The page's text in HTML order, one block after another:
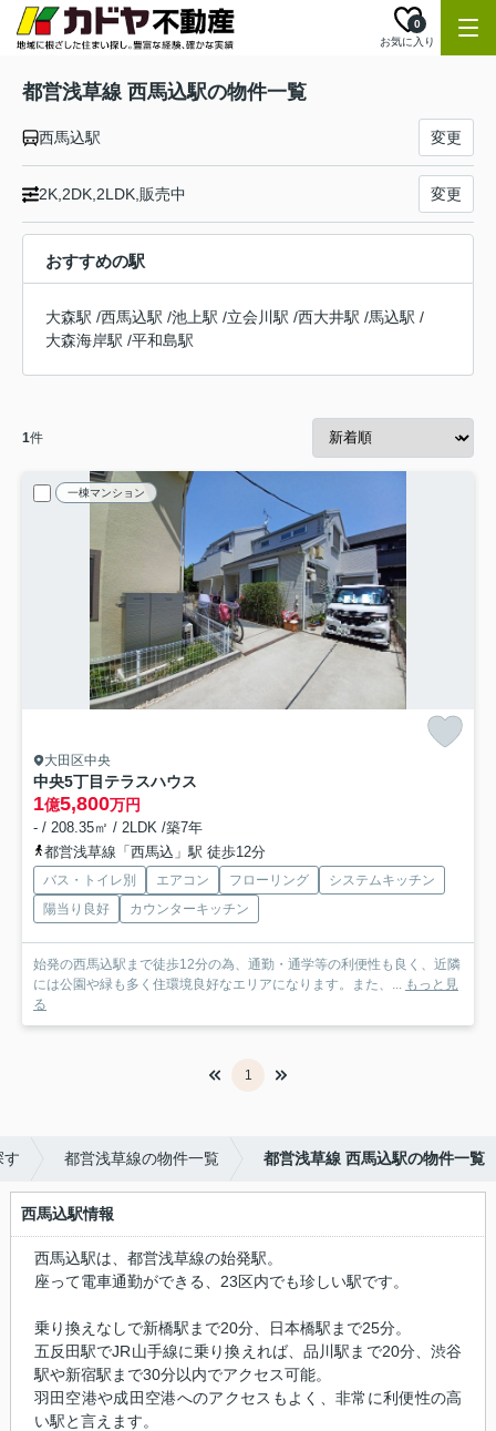
お気に入り
0
都営浅草線 西馬込駅の物件一覧
西馬込駅 変更
2K,2DK,2LDK,販売中 変更
おすすめの駅
大森駅 /西馬込駅 /池上駅 /立会川駅 /西大井駅 /馬込駅 /
大森海岸駅 /平和島駅
1件
一棟マンション
大田区中央
中央5丁目テラスハウス
1億5,800万円
- / 208.35㎡ / 2LDK /築7年
都営浅草線「西馬込」駅 徒歩12分
バス・トイレ別 エアコン フローリング
システムキッチン
陽当り良好
カウンターキッチン
始発の西馬込駅まで徒歩12分の為、通勤・通学等の利便性も良く、近隣
には公園や緑も多く住環境良好なエリアになります。また、... もっと見
る
1
す 都営浅草線の物件一覧 都営浅草線 西馬込駅の物件一覧
西馬込駅情報
西馬込駅は、都営浅草線の始発駅。
座って電車通勤ができる、23区内でも珍しい駅です。
乗り換えなしで新橋駅まで20分、日本橋駅まで25分。
五反田駅でJR山手線に乗り換えれば、品川駅まで20分、渋谷
駅や新宿駅まで30分以内でアクセス可能。
羽田空港や成田空港へのアクセスもよく、非常に利便性の高
い駅と言えます。